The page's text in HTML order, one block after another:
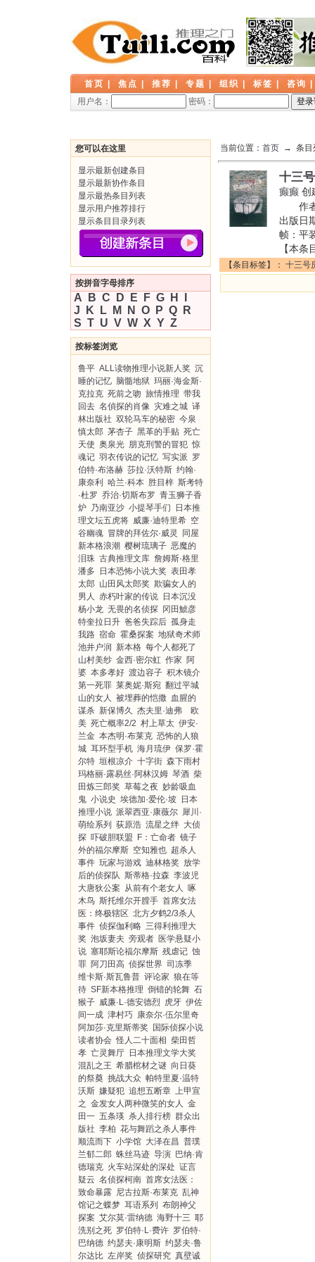
首页 焦点 推荐 专题 组织 标签 咨询
用户名：
密码：
您可以在这里
显示最新创建条目
显示最新协作条目
显示最热条目列表
显示用户推荐排行
显示条目目录列表
按拼音字母排序
A B C D E F G H
J
K L M N O P Q
R
S T U V W X Y Z
按标签浏览
鲁平 ALL读物推理小说新人奖 沉
睡的记忆 脑髓地狱 玛丽·海金斯·
克拉克 死前之吻 旅情推理 带我
回去 名偵探的肖像 灾难之城 译
林出版社 双轮马车的秘密 今泉
慎太郎 茅杏子 黑革的手贴 死亡
天使 奥泉光 朋克刑警的冒犯 惊
魂记 羽衣传说的记忆 写实派 罗
伯特·布洛赫 莎拉·沃特斯 约翰·
康奈利
哈兰·科本 胜目梓 斯考特
·杜罗 乔治·切斯布罗 青玉狮子香
炉 乃南亚沙 小提琴手们
日本推
理文坛五虎将 威廉·迪特里希 空
谷幽魂 冒牌的拜佐尔·威灵
同屋
新本格浪潮 樱树琉璃子 恶魔的
泪珠 古典推理文库 詹姆斯·格里
潘多
日本恐怖小说大奖 表田孝
太郎 山田风太郎奖 欺骗女人的
男人 赤朽叶家的传说 日本沉没
杨小龙 无畏的名侦探 冈田鯱彦
特奎拉日升 爸爸失踪后 孤身走
我路 宿命 霍桑探案 地狱奇术师
池井户润
新本格 每个人都死了
山村美纱 金西·密尔虹 作家 阿
婆 本多孝好 渡边容子 积木镜介
第一死罪 莱奥妮·斯宛 翻过平城
山的女人 被埋葬的恺撒 血腥的
谋杀 新保博久 杰夫里·迪弗 欧
美 死亡概率2/2 村上草太 伊安·
兰金 本杰明·布莱克 恐怖的人狼
城 耳环型手机 海月琉伊 保罗·霍
尔特 垣根凉介 十字街 森下雨村
玛格丽·露易丝·阿林汉姆 琴酒 柴
田炼三郎奖 草莓之夜 妙龄吸血
鬼 小说史 埃德加·爱伦·坡 日本
推理小说 派翠西亚·康薇尔 犀川·
萌绘系列
荻原浩 流星之绊 大侦
探 吓破胆联盟 F：亡命者 镜子
外的福尔摩斯 空知雅也 超杀人
事件 玩家与游戏 迪林格奖 放学
后的侦探队 斯蒂格·拉森 李波児
大唐狄公案 从前有个老女人 啄
木鸟 斯托维尔开膛手 首席女法
医：终极辖区 北方夕鹤2/3杀人
事件 侦探伽利略 三得利推理大
奖 泡坂妻夫 旁观者 医学悬疑小
说 塞耶斯论福尔摩斯 残虐记 蚀
罪 阿刀田高 侦探世界 司冻季
维卡斯·斯瓦鲁普 评论家 狼在等
待 SF新本格推理 倒错的轮舞 石
猴子 威廉·L·德安德烈 虎牙 伊佐
间一成 津村巧 康奈尔·伍尔里奇
阿加莎·克里斯蒂奖
国际侦探小说
读者协会 怪人二十面相 柴田哲
孝 亡灵舞厅 日本推理文学大奖
混乱之王 希腊棺材之谜 向日葵
的祭奠 挑战大众 帕特里夏·温特
沃斯 嫌疑犯 追想五断章 上甲宣
之 金发女人两种微笑的女人 金
田一 五条瑛 杀人排行榜 群众出
版社 李柏 花与舞蹈之杀人事件
顺流而下 小学馆 大泽在昌 普璞
兰郁二郎 蛛丝马迹 导演 巴纳·肯
德瑞克 火车站深处的深处 证言
疑云 名侦探柯南 首席女法医：
致命暴露 尼古拉斯·布莱克 乱神
馆记之蝶梦 耳语系列
布朗神父
探案 艾尔莫·雷纳德 海野十三 耶
洗别之死 罗伯特·L·费许 罗伯特·
巴纳德 约瑟夫·康明斯 约瑟夫·鲁
尔达比 左岸奖 侦探研究 真壁诚
当前位置： 首页 → 条目
十三
癫癫 创
作者
出版
帧：
【本条
【条目标签】： 十三号